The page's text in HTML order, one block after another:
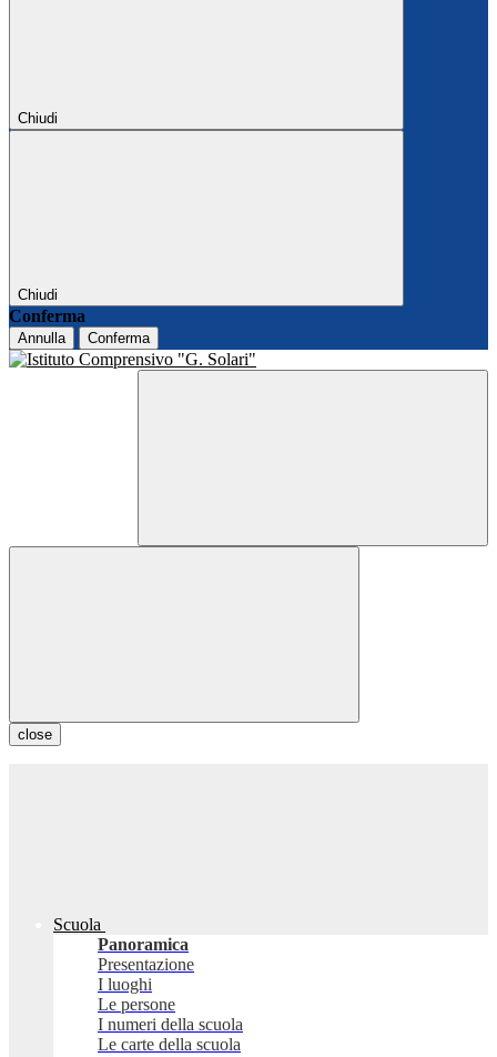
Chiudi
Chiudi
Conferma
Annulla Conferma
close
Scuola
Panoramica
Presentazione
I luoghi
Le persone
I numeri della scuola
Le carte della scuola